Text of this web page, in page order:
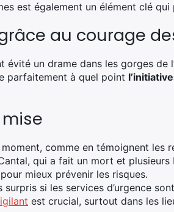
est également un élément clé
au courage
évité un drame dans les gorges
parfaitement à quel point
comme en témoignent les
qui a fait un mort et plusieurs
mieux prévenir les risques.
si les services d’urgence
est crucial, surtout dans les